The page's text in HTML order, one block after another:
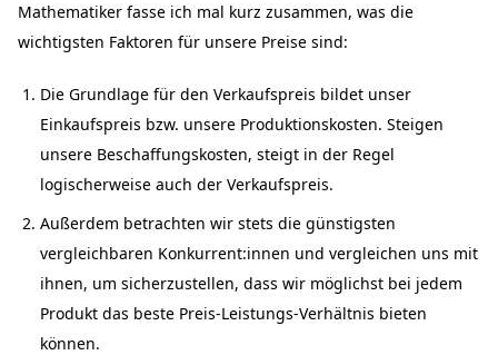
Mathematiker fasse ich mal kurz zusammen, was die
wichtigsten Faktoren für unsere Preise sind:
Die Grundlage für den Verkaufspreis bildet unser
Einkaufspreis bzw. unsere Produktionskosten. Steigen
unsere Beschaffungskosten, steigt in der Regel
logischerweise auch der Verkaufspreis.
Außerdem betrachten wir stets die günstigsten
vergleichbaren Konkurrent:innen und vergleichen uns mit
ihnen, um sicherzustellen, dass wir möglichst bei jedem
Produkt das beste Preis-Leistungs-Verhältnis bieten
können.